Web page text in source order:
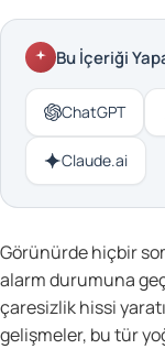
Bu İçeriği
ChatGPT
Claude.ai
Görünürde hiçbir
alarm durumuna
çaresizlik hissi
gelişmeler, bu tür